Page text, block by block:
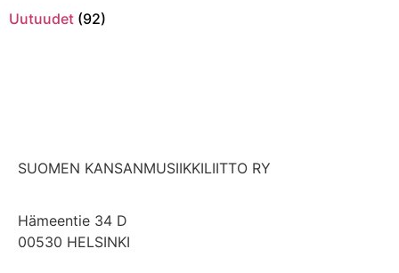
Uutuudet (92)
SUOMEN KANSANMUSIIKKILIITTO RY
Hämeentie 34 D
00530 HELSINKI